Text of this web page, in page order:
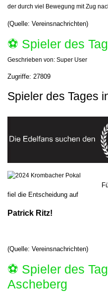
der durch viel Bewegung mit Zug
(Quelle: Vereinsnachrichten)
⚽️ Spieler des
Geschrieben von: Super User
Zugriffe: 27809
Spieler des Tages
fiel die Entscheidung auf
Patrick Ritz!
(Quelle: Vereinsnachrichten)
⚽️ Spieler des
Ascheberg